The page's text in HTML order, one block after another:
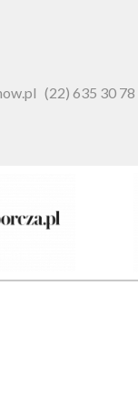
(22) 635 30 78